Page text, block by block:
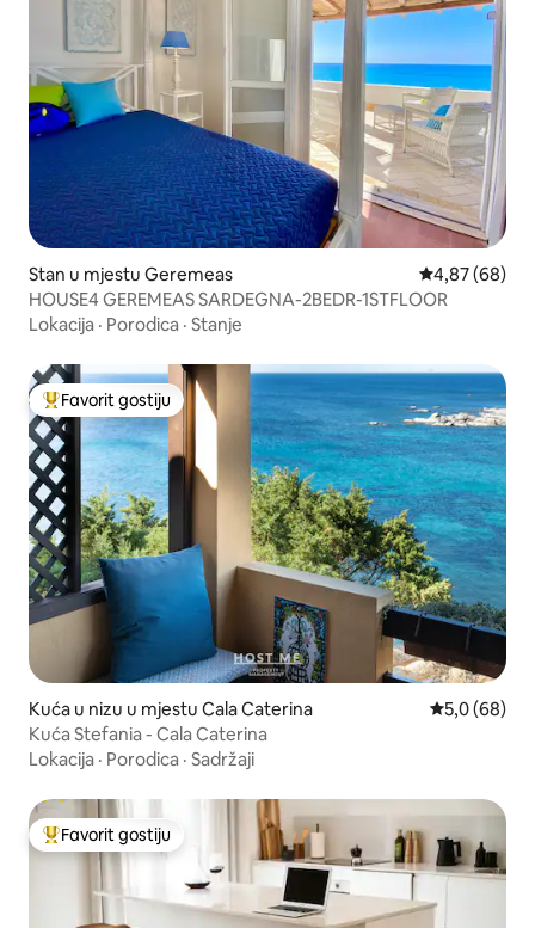
Stan u mjestu Geremeas prosječna
4,87 (68)
HOUSE4 GEREMEAS SARDEGNA-2BEDR-1STFLOOR
Lokacija · Porodica · Stanje
Glavni favorit gostiju
Favorit gostiju
Kuća u nizu u mjestu Cala Caterina prosječna
5,0 (68)
Kuća Stefania - Cala Caterina
Lokacija · Porodica · Sadržaji
Glavni favorit gostiju
Favorit gostiju